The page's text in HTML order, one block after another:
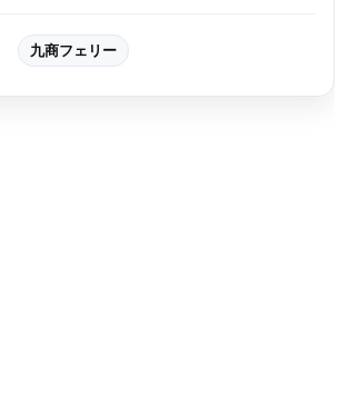
九商フェリー